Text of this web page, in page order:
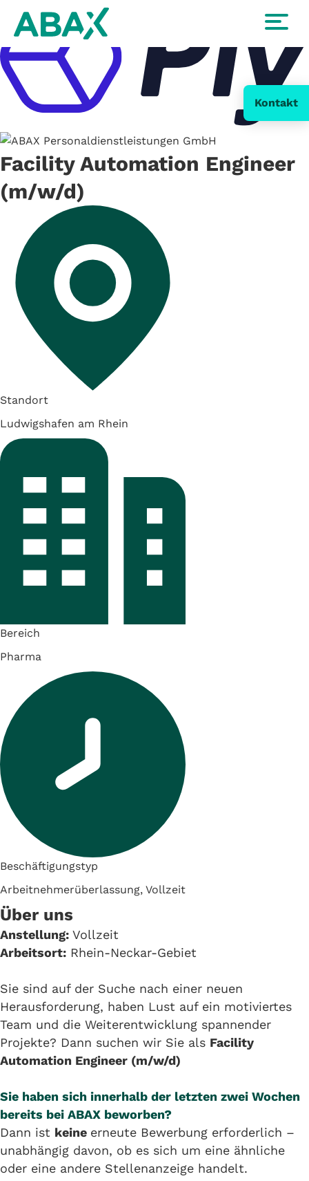
Kontakt
Facility Automation Engineer
(m/w/d)
Standort
Ludwigshafen am Rhein
Bereich
Pharma
Beschäftigungstyp
Arbeitnehmerüberlassung, Vollzeit
Über uns
Anstellung: Vollzeit
Arbeitsort: Rhein-Neckar-Gebiet
Sie sind auf der Suche nach einer neuen
Herausforderung, haben Lust auf ein motiviertes
Team und die Weiterentwicklung spannender
Projekte? Dann suchen wir Sie als Facility
Automation Engineer (m/w/d)
Sie haben sich innerhalb der letzten zwei Wochen
bereits bei ABAX beworben?
Dann ist keine erneute Bewerbung erforderlich –
unabhängig davon, ob es sich um eine ähnliche
oder eine andere Stellenanzeige handelt.